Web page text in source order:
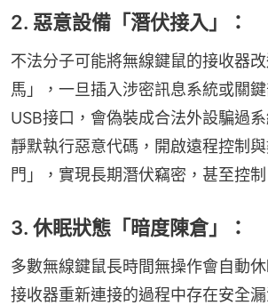
2. 惡意設備「潛伏接入」：
不法分子可能將無線鍵鼠的接收器
馬」，一旦插入涉密訊息系統或關
USB接口，會偽裝成合法外設騙過
靜默執行惡意代碼，開啟遠程控制
門」，實現長期潛伏竊密，甚至控制
3. 休眠狀態「暗度陳倉」：
多數無線鍵鼠長時間無操作會自動
接收器重新連接的過程中存在安全